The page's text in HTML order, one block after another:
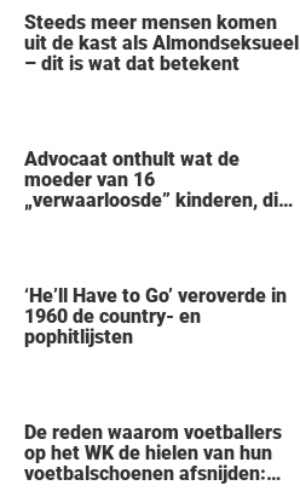
Steeds meer mensen komen
uit de kast als Almondseksueel
– dit is wat dat betekent
Advocaat onthult wat de
moeder van 16
„verwaarloosde” kinderen, die
‘He’ll Have to Go’ veroverde in
1960 de country- en
pophitlijsten
De reden waarom voetballers
op het WK de hielen van hun
voetbalschoenen afsnijden: